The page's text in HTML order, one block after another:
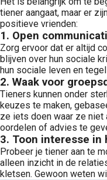
tiener aangaat, maar er
positieve vrienden:
1. Open
Zorg ervoor dat er altijd
blijven over hun sociale
hun sociale leven en
2. Waak voor
Tieners kunnen onder
keuzes te maken,
ze iets doen waar ze niet
oordelen of advies te
3. Toon interesse in
Probeer je tiener aan te
alleen inzicht in de
kletsen. Gewoon weten